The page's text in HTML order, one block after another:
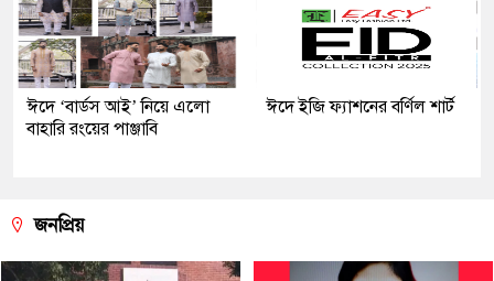
ঈদে ‘বার্ডস আই’ নিয়ে এলো
বাহারি রংয়ের পাঞ্জাবি
ঈদে ইজি ফ্যাশনের বর্ণিল শার্ট
জনপ্রিয়